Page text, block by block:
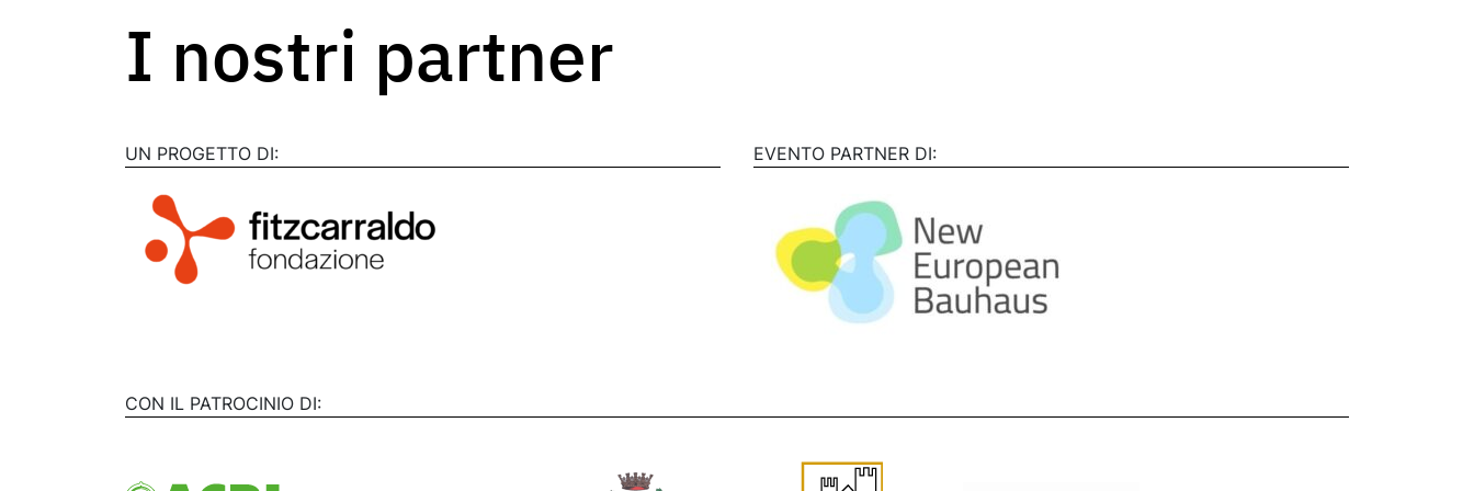
I nostri partner
UN PROGETTO DI: EVENTO PARTNER DI:
CON IL PATROCINIO DI: